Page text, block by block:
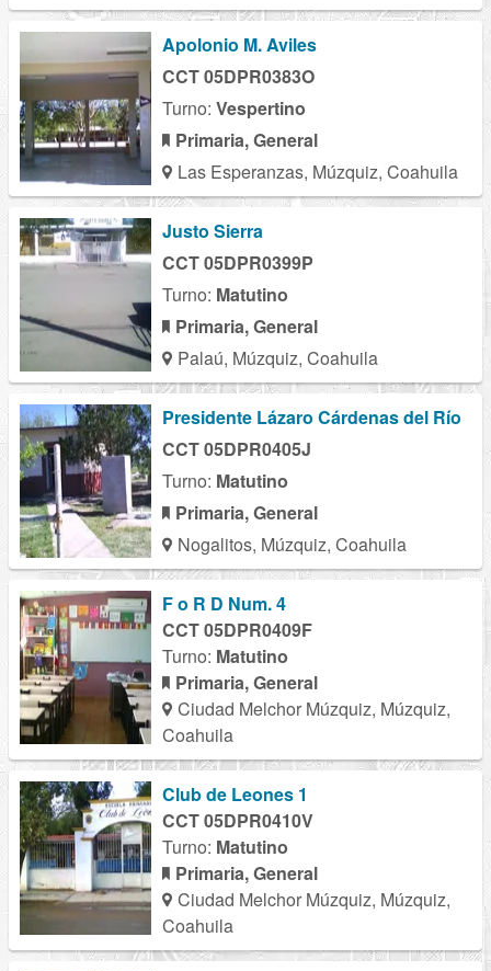
Apolonio M. Aviles
CCT 05DPR0383O
Turno: Vespertino
Primaria, General
Las Esperanzas, Múzquiz, Coahuila
Justo Sierra
CCT 05DPR0399P
Turno: Matutino
Primaria, General
Palaú, Múzquiz, Coahuila
Presidente Lázaro Cárdenas del Río
CCT 05DPR0405J
Turno: Matutino
Primaria, General
Nogalitos, Múzquiz, Coahuila
F o R D Num. 4
CCT 05DPR0409F
Turno: Matutino
Primaria, General
Ciudad Melchor Múzquiz, Múzquiz,
Coahuila
Club de Leones 1
CCT 05DPR0410V
Turno: Matutino
Primaria, General
Ciudad Melchor Múzquiz, Múzquiz,
Coahuila